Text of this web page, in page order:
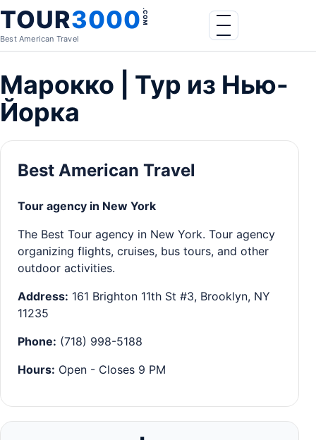
Skip to content
TOUR3000.COM
Best American Travel
Menu
Марокко | Тур из Нью-
Йорка
Best American Travel
Tour agency in New York
The Best Tour agency in New York. Tour agency
organizing flights, cruises, bus tours, and other
outdoor activities.
Address: 161 Brighton 11th St #3, Brooklyn, NY
11235
Phone: (718) 998-5188
Hours: Open - Closes 9 PM